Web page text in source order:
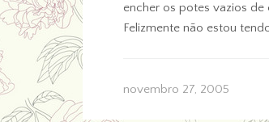
encher os potes vazios de
Felizmente não estou
novembro 27, 2005